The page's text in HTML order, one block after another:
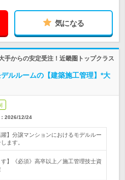
気になる
手からの安定受注！近畿圏トップクラス
ルルームの【建築施工管理】*大
2026/12/24
躍】分譲マンションにおけるモデルルー
ます。
す】《必須》高卒以上／施工管理技士資